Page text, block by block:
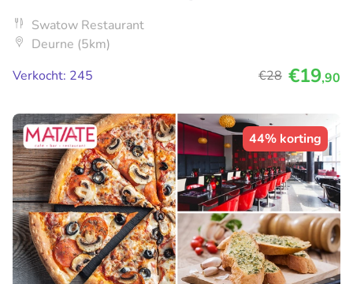
Swatow Restaurant
Deurne (5km)
Verkocht: 245
€28 €19,90
44% korting